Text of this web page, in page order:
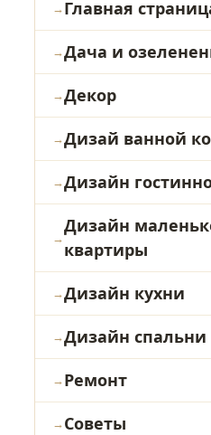
Главная
Дача и
Декор
Дизай ванной
Дизайн
Дизайн
квартиры
Дизайн кухни
Дизайн спальни
Ремонт
Советы